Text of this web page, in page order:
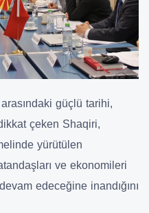
güçlü tarihi,
çeken Shaqiri,
yürütülen
ve ekonomileri
edeceğine inandığını